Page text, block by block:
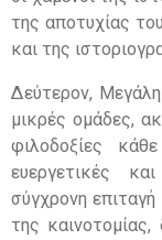
της αποτυχίας
και της
Δεύτερον,
μικρές ομάδες,
φιλοδοξίες
ευεργετικές
σύγχρονη
της καινοτομίας,